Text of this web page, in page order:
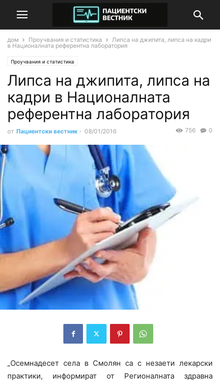
дом Проучвания и статистика
Липса на джипита, липса на кадри
в Националната референтна лаборатория
Проучвания и статистика
Липса на джипита, липса на
кадри в Националната
референтна лаборатория
от Пациентски вестник - 08/01/2016 0
756
„Осемнадесет села в Смолян са с незаети лекарски
практики, информират от Регионалната здравна